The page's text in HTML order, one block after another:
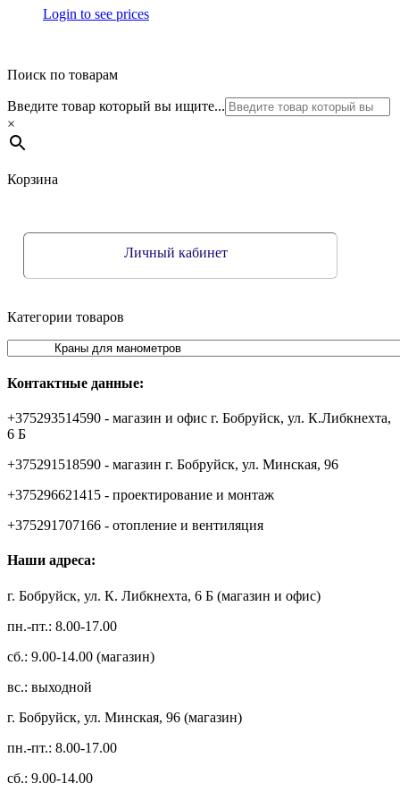
Login to see prices
Поиск по товарам
Введите товар который вы ищите...
×
Корзина
Личный кабинет
Категории товаров
Контактные данные:
+375293514590 - магазин и офис г. Бобруйск, ул. К.Либкнехта,
6 Б
+375291518590 - магазин г. Бобруйск, ул. Минская, 96
+375296621415 - проектирование и монтаж
+375291707166 - отопление и вентиляция
Наши адреса:
г. Бобруйск, ул. К. Либкнехта, 6 Б (магазин и офис)
пн.-пт.: 8.00-17.00
сб.: 9.00-14.00 (магазин)
вс.: выходной
г. Бобруйск, ул. Минская, 96 (магазин)
пн.-пт.: 8.00-17.00
сб.: 9.00-14.00